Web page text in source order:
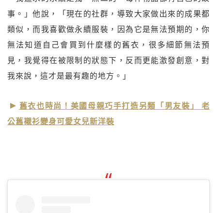
事。」他說，「現在的社群，導致大家做出來的成果都
類似，而我喜歡做永續服裝，因為它是無法預期的，你
無法知道自己會買到什麼樣的舊衣，很多細節無法預
見，我覺得在被限制的狀態下，反而更能激發創意，對
我來說，這才是最有趣的地方。」
舊衣也時尚！美國母親巧手打造另類「男友裝」 老
公舊襯衫變身可愛女兒新洋裝